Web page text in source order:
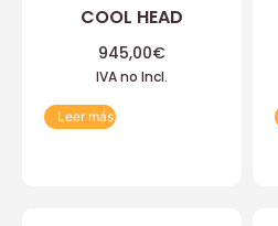
COOL HEAD
945,00€
IVA no Incl.
Leer más